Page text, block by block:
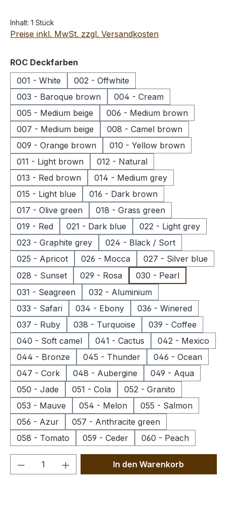
Inhalt: 1 Stück
Preise inkl. MwSt. zzgl. Versandkosten
ROC Deckfarben
001 - White
002 - Offwhite
003 - Baroque brown
004 - Cream
005 - Medium beige
006 - Medium brown
007 - Medium beige
008 - Camel brown
009 - Orange brown
010 - Yellow brown
011 - Light brown
012 - Natural
013 - Red brown
014 - Medium grey
015 - Light blue
016 - Dark brown
017 - Olive green
018 - Grass green
019 - Red
021 - Dark blue
022 - Light grey
023 - Graphite grey
024 - Black / Sort
025 - Apricot
026 - Mocca
027 - Silver blue
028 - Sunset
029 - Rosa
030 - Pearl
031 - Seagreen
032 - Aluminium
033 - Safari
034 - Ebony
036 - Winered
037 - Ruby
038 - Turquoise
039 - Coffee
040 - Soft camel
041 - Cactus
042 - Mexico
044 - Bronze
045 - Thunder
046 - Ocean
047 - Cork
048 - Aubergine
049 - Aqua
050 - Jade
051 - Cola
052 - Granito
053 - Mauve
054 - Melon
055 - Salmon
056 - Azur
057 - Anthracite green
058 - Tomato
059 - Ceder 060 - Peach
Produkt Anzahl: Gib denIn den Warenkorb